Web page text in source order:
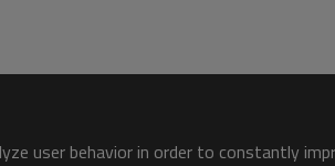
user behavior in order to constantly